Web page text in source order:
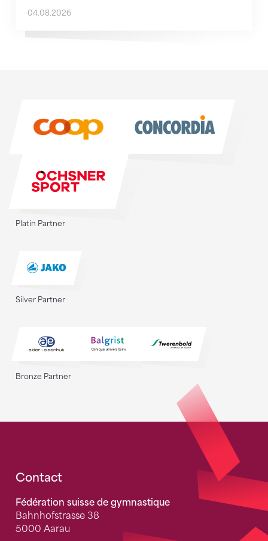
04.08.2026
Platin Partner
Silver Partner
Bronze Partner
Fusszeile
Contact
Fédération suisse de gymnastique
Bahnhofstrasse 38
5000 Aarau